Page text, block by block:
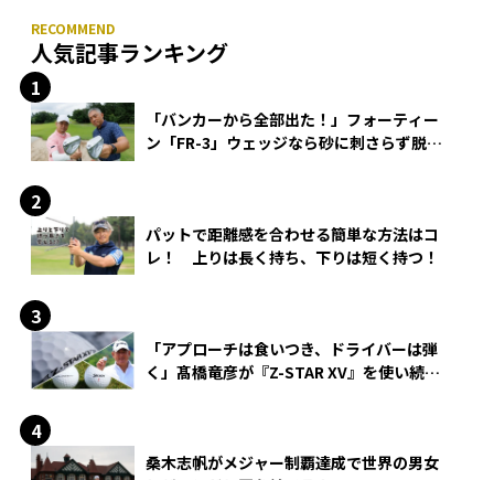
人気記事ランキング
「バンカーから全部出た！」フォーティー
ン「FR-3」ウェッジなら砂に刺さらず脱出
パットで距離感を合わせる簡単な方法はコ
レ！ 上りは長く持ち、下りは短く持つ！
「アプローチは食いつき、ドライバーは弾
く」髙橋竜彦が『Z-STAR XV』を使い続け
桑木志帆がメジャー制覇達成で世界の男女